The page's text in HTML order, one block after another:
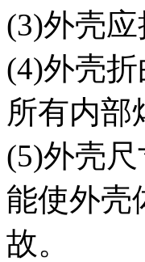
(3)外壳
(4)外壳
所有内部
(5)外壳
能使外壳
故。